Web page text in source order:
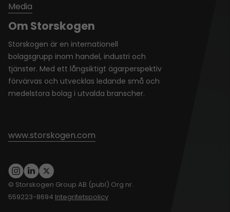
Om Storskogen
Storskogen är en internationell
bolagsgrupp inom handel, industri och
tjänster. Med ett långsiktigt ägarperspektiv
förvärvas och utvecklas ledande små och
medelstora bolag i utvalda branscher.
www.storskogen.com
Media
© Storskogen Group AB (publ) Org nr.
559223-8694 Integritetspolicy